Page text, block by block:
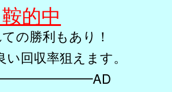
的中
の勝利もあり！
回収率狙えます。